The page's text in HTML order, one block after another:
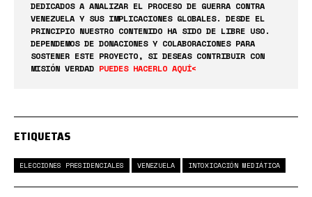
DEDICADOS A ANALIZAR EL PROCESO DE GUERRA CONTRA
VENEZUELA Y SUS IMPLICACIONES GLOBALES. DESDE EL
PRINCIPIO NUESTRO CONTENIDO HA SIDO DE LIBRE USO.
DEPENDEMOS DE DONACIONES Y COLABORACIONES PARA
SOSTENER ESTE PROYECTO, SI DESEAS CONTRIBUIR CON
MISIÓN VERDAD PUEDES HACERLO AQUÍ<
ETIQUETAS
ELECCIONES PRESIDENCIALES VENEZUELA INTOXICACIÓN MEDIÁTICA